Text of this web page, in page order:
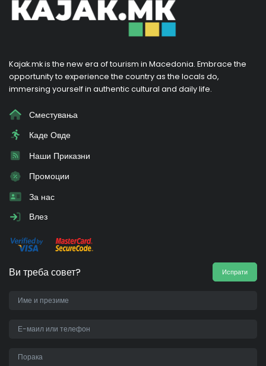
Kajak.mk is the new era of tourism in Macedonia. Embrace the
opportunity to experience the country as the locals do,
immersing yourself in authentic cultural and daily life.
Сместувања
Каде Овде
Наши Приказни
Промоции
За нас
Влез
Ви треба совет? Испрати